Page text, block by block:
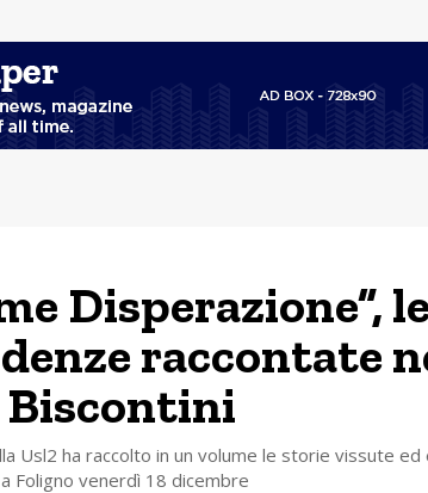
Disperazione”,
raccontate
Biscontini
Usl2 ha raccolto in un volume le storie vissute ed
Foligno venerdì 18 dicembre